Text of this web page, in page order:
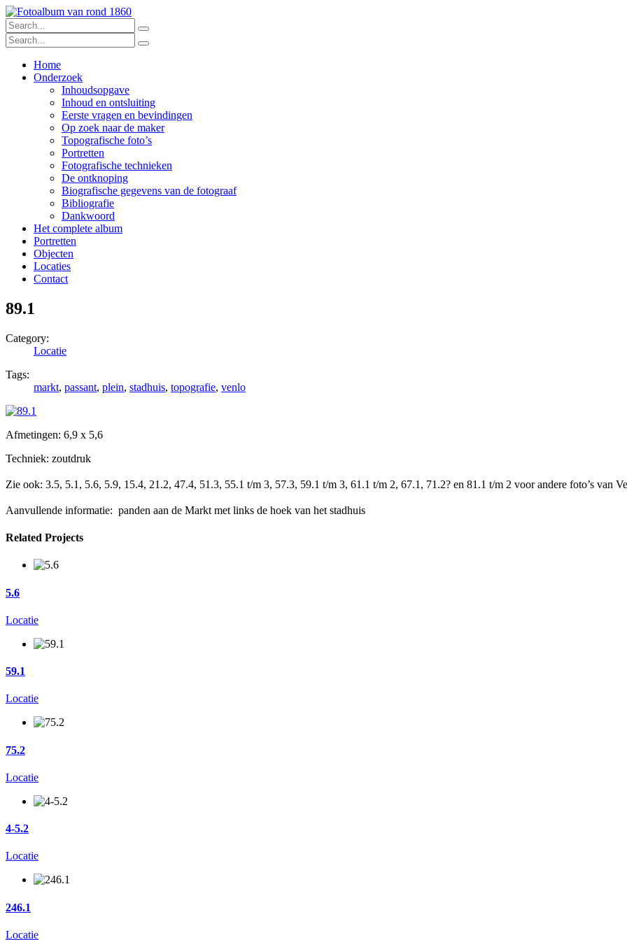
Home
Onderzoek
Inhoudsopgave
Inhoud en ontsluiting
Eerste vragen en bevindingen
Op zoek naar de maker
Topografische foto’s
Portretten
Fotografische technieken
De ontknoping
Biografische gegevens van de fotograaf
Bibliografie
Dankwoord
Het complete album
Portretten
Objecten
Locaties
Contact
89.1
Category:
Locatie
Tags:
markt, passant, plein, stadhuis, topografie, venlo
Afmetingen: 6,9 x 5,6
Techniek: zoutdruk
Zie ook: 3.5, 5.1, 5.6, 5.9, 15.4, 21.2, 47.4, 51.3, 55.1 t/m 3, 57.3, 59.1 t/m 3, 61.1 t/m 2, 67.1, 71.2? en 81.1 t/m 2 voor andere foto’s van
Aanvullende informatie: panden aan de Markt met links de hoek van het stadhuis
Related Projects
5.6
Locatie
59.1
Locatie
75.2
Locatie
4-5.2
Locatie
246.1
Locatie